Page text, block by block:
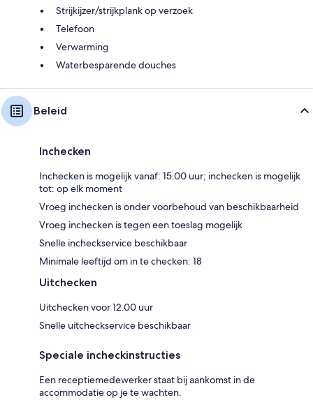
Strijkijzer/strijkplank op verzoek
Telefoon
Verwarming
Waterbesparende douches
Beleid
Inchecken
Inchecken is mogelijk vanaf: 15.00 uur; inchecken is mogelijk
tot: op elk moment
Vroeg inchecken is onder voorbehoud van beschikbaarheid
Vroeg inchecken is tegen een toeslag mogelijk
Snelle incheckservice beschikbaar
Minimale leeftijd om in te checken: 18
Uitchecken
Uitchecken voor 12.00 uur
Snelle uitcheckservice beschikbaar
Speciale incheckinstructies
Een receptiemedewerker staat bij aankomst in de
accommodatie op je te wachten.